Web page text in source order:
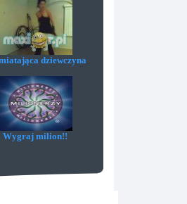
dziewczyna
Wygraj milion!!